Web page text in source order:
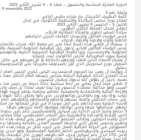
الدورة العاديّة السادسة والخمسون – فتقا، 6 – 9 تشرين الثّاني 2023
novembre 2023
وثيقة رقم 6
كلمة البطريرك الكردينال مار بشاره بطرس الراعي
افتتاح دورة مجلس البطاركة والأساقفة الكاثوليك في لبنان
الاثنين 6 – الخميس 9 تشرين الثاني 2023
إخواني أصحاب الغبطة الكلِّيّي الطوبى،
​سيادة السفير البابوي والسّادة المطارنة الأجلّاء،
قدس الرؤساء العامّين والرئيسات العامات الجزيل احترامهم،
​الكهنة والآباء والإخوة والأخوات الاحبّاء،
1. يسعدُنا أن نلتقي هذه السنة أيضًا على خير بنعمة الله، فنرحّب
قدس الرؤساء العامّين الأباتي إدمون رزق للرهبانية المارونية المريمية،
المارونية، والارشمندريت إيليا بطّيخة للرهبانية الباسيلية الحلبية،
أبرشية بيروت البطريركية للأرمن الكاثوليك لبيت كيليكيا.
2. ونشكر الأعضاء الذين انتهت ولايتهم بالخلافة أو تمّ تعيينهم في
المطران جورج اسادوريان الذي عُيِّن إكسرخوسًا بطريركيًّا على
دمشق.
3. ويؤلمنا أن يغيب عنا المرحوم الارشمندريت الياس خُضَري الرئيس العام
نجدّد التعازي الحارّة للرهبانية الجليلة بشخص رئيسها العام الحاضر معنا،
نفسه، راجين أن يعوّض الله بدعوات ورهبان قدّيسين.
4. نلتقي فيما لبنان يعاني من أزمة سياسية حادّة حرمته من رئيس منذ
السبب، وهو مخالفة متعمِّدة للدستور. ويا ليتنا نعرف لماذا؟ بل نعرف
والأزمة المالية والاقتصادية والمعيشية تتفاقم، وشعبنا يفتقر، وخيرة
يتزايد يومًا بعد يوم بالوافدين وبالمولودين، حتى باتوا يعدّون حاليًّا
على حساب اللبنانيّين ولقمة عيشهم وأمنهم واقتصادهم وثقافتهم.
الأسرة الدولية بمساعدتهم على أرض سوريا لا في لبنان ليتمكّنوا من
أرضهم. فيحافظوا عليها وعلى ثرواتها، ويواصلوا كتابة تاريخهم عليها.
5. نجتمع وشبحُ الحرب الدائرة بين إسرائيل والفلسطينيين جاثم على
الحرب الإبادية والمدمِّرة والتهجيرية بحقّ الشعب الفلسطيني، فإنّنا
الحلّ بإنشاء الدولتَين، ونطالب المجتمع الدولي العمل على إيقاف هذه
وتهجير وتدنيس للأرض التي قدّسها المسيح الفادي بأقدامه وغسلها
المسؤولين في الدولة اللبنانية العمل على تحييد لبنان عن ويلات هذه
بدوره السياسي والديبلوماسي الداعم للقضية الفلسطينية، وهو
الأمن 1701 الذي يأمر إسرائيل وحزب الله بالوقف الفوري لكل الهجمات والعمليات العسكريّة من الجانبين.